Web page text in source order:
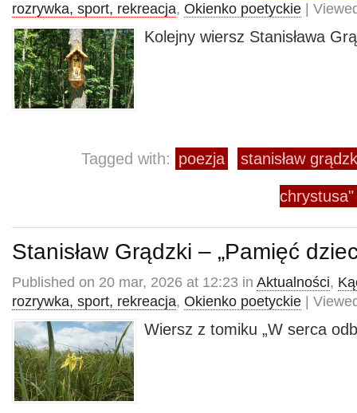
rozrywka, sport, rekreacja, Okienko poetyckie |
Kolejny wiersz Stanisława
Tagged with: poezja stanisław
chrystusa"
Stanisław Grądzki – „Pamięć
Published on 20 mar, 2026 at 12:23 in Aktualności,
rozrywka, sport, rekreacja, Okienko poetyckie |
Wiersz z tomiku „W serca